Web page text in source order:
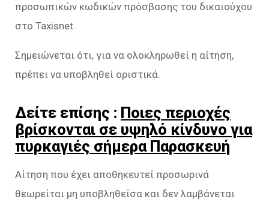
προσωπικών κωδικών πρόσβασης του δικαιούχου
στο Taxisnet.
Σημειώνεται ότι, για να ολοκληρωθεί η αίτηση,
πρέπει να υποβληθεί οριστικά.
Δείτε επίσης : Ποιες περιοχές
βρίσκονται σε υψηλό κίνδυνο για
πυρκαγιές σήμερα Παρασκευή
Αίτηση που έχει αποθηκευτεί προσωρινά
θεωρείται μη υποβληθείσα και δεν λαμβάνεται